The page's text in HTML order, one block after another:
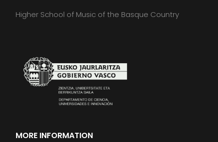
Higher School of Music of the Basque Country
MORE INFORMATION